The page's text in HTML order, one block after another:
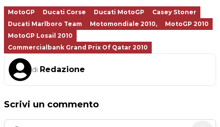
MotoGP Ducati Corse Ducati MotoGP
Casey Stoner
Ducati Marlboro Team
Motomondiale 2010,
MotoGP 2010
MotoGP Losail 2010
Commercialbank Grand Prix Of Qatar 2010
di Redazione
Scrivi un commento